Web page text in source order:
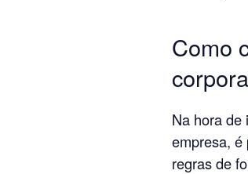
Como
Na hora de
empresa, é
regras de